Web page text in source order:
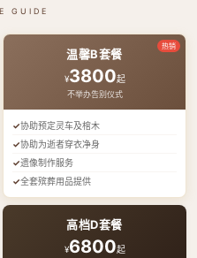
GUIDE
热销
温馨B套餐
¥3800起
不举办告别仪式
协助预定灵车及棺木
协助为逝者穿衣净身
遗像制作服务
全套殡葬用品提供
高档D套餐
¥6800起